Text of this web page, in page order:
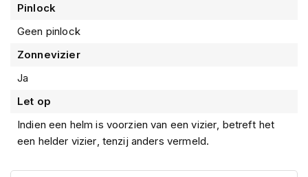
e
r
o
h
e
m
n
t
Pinlock
Geen pinlock
Zonnevizier
Ja
Let op
Indien een helm is voorzien van een vizier, betreft het
een helder vizier, tenzij anders vermeld.